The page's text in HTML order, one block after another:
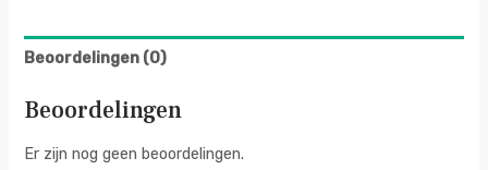
Beoordelingen (0)
Beoordelingen
Er zijn nog geen beoordelingen.